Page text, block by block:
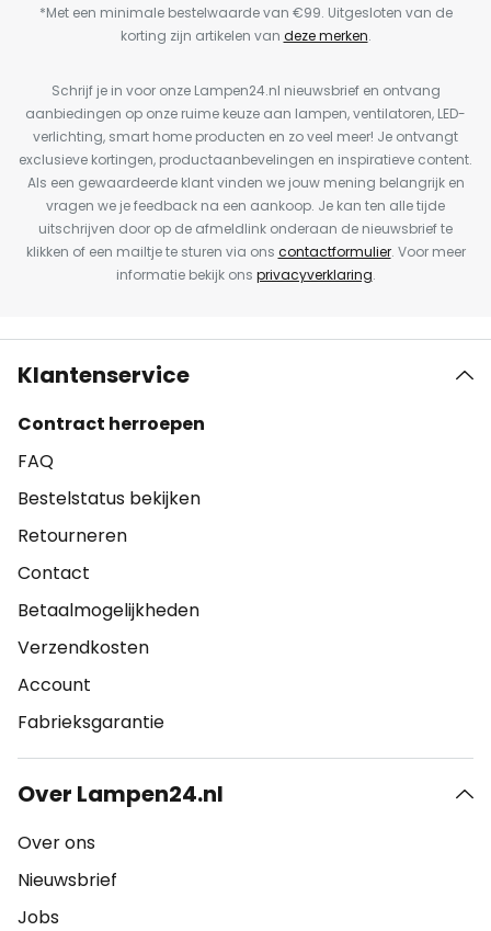
*Met een minimale bestelwaarde van €99. Uitgesloten van de
korting zijn artikelen van deze merken.
Schrijf je in voor onze Lampen24.nl nieuwsbrief en ontvang
aanbiedingen op onze ruime keuze aan lampen, ventilatoren, LED-
verlichting, smart home producten en zo veel meer! Je ontvangt
exclusieve kortingen, productaanbevelingen en inspiratieve content.
Als een gewaardeerde klant vinden we jouw mening belangrijk en
vragen we je feedback na een aankoop. Je kan ten alle tijde
uitschrijven door op de afmeldlink onderaan de nieuwsbrief te
klikken of een mailtje te sturen via ons contactformulier. Voor meer
informatie bekijk ons privacyverklaring.
Klantenservice
Contract herroepen
FAQ
Bestelstatus bekijken
Retourneren
Contact
Betaalmogelijkheden
Verzendkosten
Account
Fabrieksgarantie
Over Lampen24.nl
Over ons
Nieuwsbrief
Jobs